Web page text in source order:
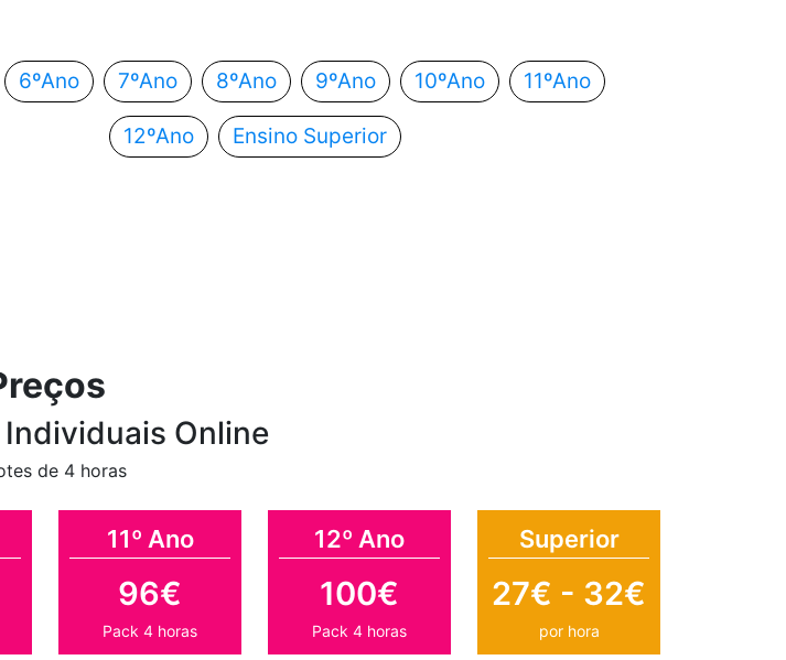
6ºAno 7ºAno 8ºAno 9ºAno 10ºAno 11ºAno
12ºAno Ensino Superior
Online
de 4 horas
11º Ano
96€
Pack 4 horas
12º Ano
100€
Pack 4 horas
Superior
27€ - 32€
por hora